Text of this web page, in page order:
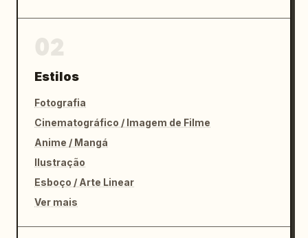
Estilos
Fotografia
Cinematográfico / Imagem de Filme
Anime / Mangá
Ilustração
Esboço / Arte Linear
Ver mais